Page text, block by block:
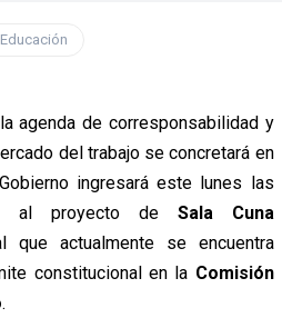
Educación
agenda de corresponsabilidad y
del trabajo se concretará en
ingresará este lunes las
al proyecto de Sala Cuna
que actualmente se encuentra
constitucional en la Comisión
.